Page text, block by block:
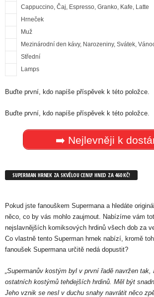
Cappuccino, Čaj, Espresso, Granko, Kafe, Latte
Hrneček
Muž
Mezinárodní den kávy, Narozeniny, Svátek,
Střední
Lamps
Buďte první, kdo napíše příspěvek k této položce.
Buďte první, kdo napíše příspěvek k této položce.
➡️ Nejlevněji k
SUPERMAN HRNEK ZA SKVĚLOU CENU! HNED ZA 460 KČ!
Pokud jste fanouškem Supermana a hledáte
něco, co by vás mohlo zaujmout. Nabízíme vám
nejslavnějších komiksových hrdinů všech dob za
Co vlastně tento Superman hrnek nabízí, kromě
fanoušek Supermana určitě nedá dopustit?
„Supermanův kostým byl v první řadě navržen
ostatních kostýmů tehdejších hrdinů. Měl být
Jeho vznik se nesl v duchu snahy navrátit něco